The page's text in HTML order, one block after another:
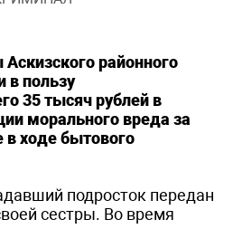
районного
в пользу
35 тысяч рублей в
морального вреда за
в ходе бытового
подросток передан
сестры. Во время